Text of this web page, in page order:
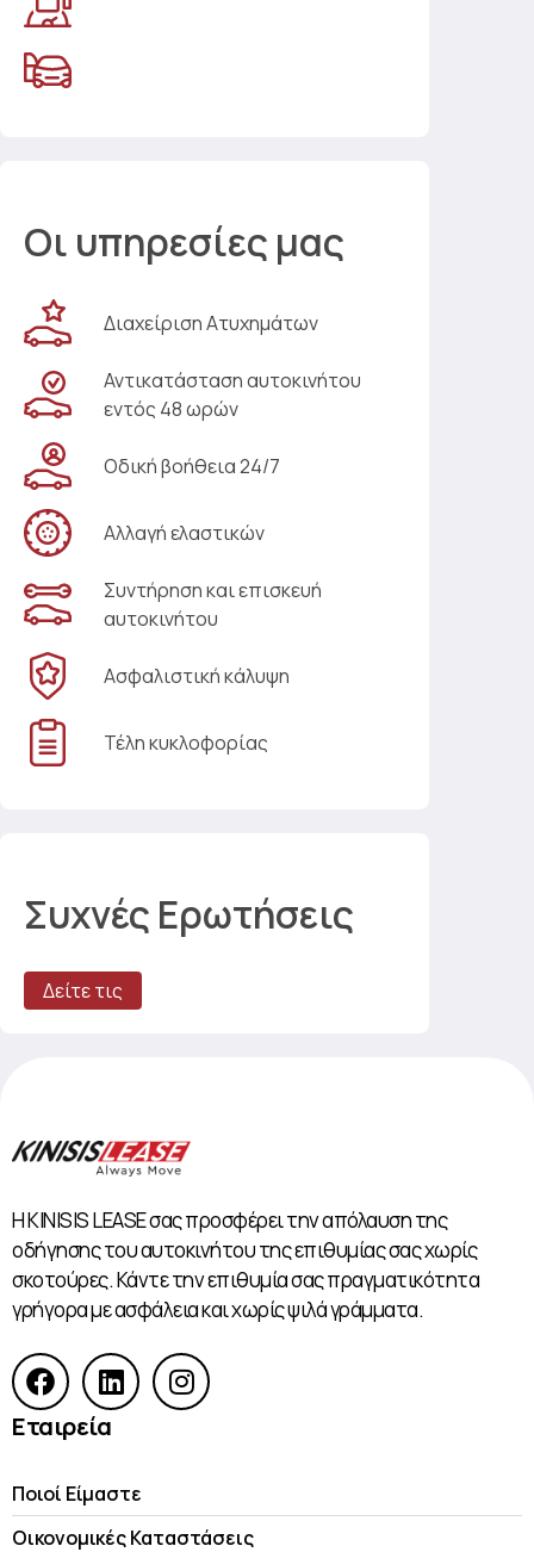
Οι υπηρεσίες μας
Διαχείριση Ατυχημάτων
Αντικατάσταση αυτοκινήτου
εντός 48 ωρών
Οδική βοήθεια 24/7
Αλλαγή ελαστικών
Συντήρηση και επισκευή
αυτοκινήτου
Ασφαλιστική κάλυψη
Τέλη κυκλοφορίας
Συχνές Ερωτήσεις
Δείτε τις
Η KINISIS LEASE σας προσφέρει την απόλαυση της
οδήγησης του αυτοκινήτου της επιθυμίας σας χωρίς
σκοτούρες. Κάντε την επιθυμία σας πραγματικότητα
γρήγορα με ασφάλεια και χωρίς ψιλά γράμματα.
Εταιρεία
Ποιοί Είμαστε
Οικονομικές Kαταστάσεις